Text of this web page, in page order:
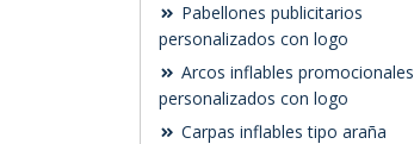
Pabellones publicitarios
personalizados con logo
Arcos inflables promocionales
personalizados con logo
Carpas inflables tipo araña